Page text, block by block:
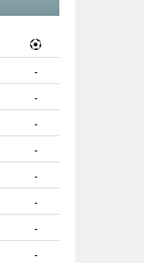
-
-
-
-
-
-
-
-